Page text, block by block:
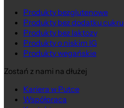
Produkty bezglutenowe
Produkty bez dodatku cukru
Produkty bez laktozy
Produkty o niskim IG
Produkty wegańskie
Zostań z nami na dłużej
Kariera w Putce
Współpraca